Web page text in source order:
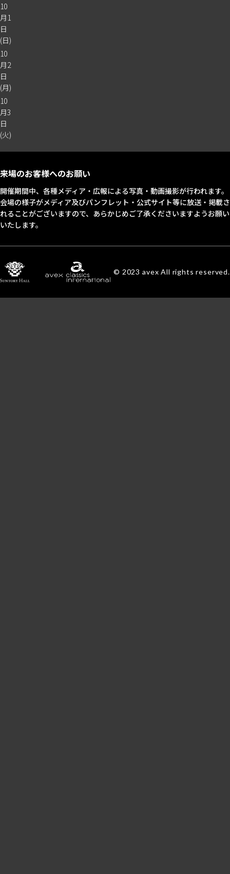
10
月1
日
(日)
10
月2
日
(月)
10
月3
日
(火)
来場のお客様へのお願い
開催期間中、各種メディア・広報による写真・動画撮影が行われます。
会場の様子がメディア及びパンフレット・公式サイト等に放送・掲載さ
れることがございますので、あらかじめご了承くださいますようお願い
いたします。
© 2023 avex All rights reserved.